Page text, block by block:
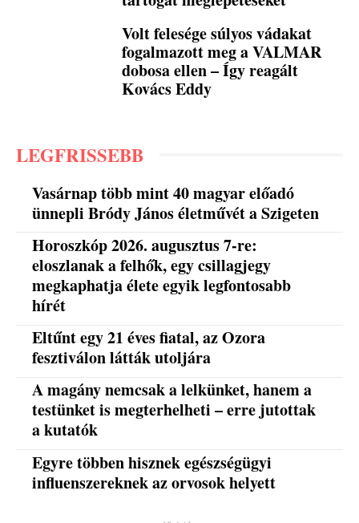
Volt felesége súlyos vádakat
fogalmazott meg a VALMAR
dobosa ellen – Így reagált
Kovács Eddy
LEGFRISSEBB
Vasárnap több mint 40 magyar előadó
ünnepli Bródy János életművét a Szigeten
Horoszkóp 2026. augusztus 7-re:
eloszlanak a felhők, egy csillagjegy
megkaphatja élete egyik legfontosabb
hírét
Eltűnt egy 21 éves fiatal, az Ozora
fesztiválon látták utoljára
A magány nemcsak a lelkünket, hanem a
testünket is megterhelheti – erre jutottak
a kutatók
Egyre többen hisznek egészségügyi
influenszereknek az orvosok helyett